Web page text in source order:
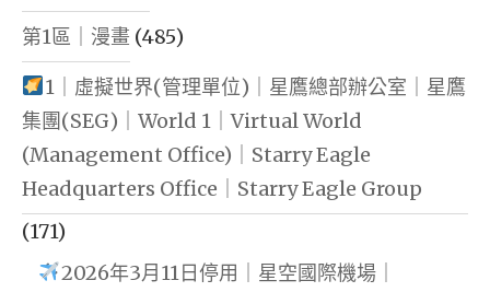
第1區｜漫畫 (485)
1｜虛擬世界(管理單位)｜星鷹總部辦公室｜星鷹
集團(SEG)｜World 1｜Virtual World
(Management Office)｜Starry Eagle
Headquarters Office｜Starry Eagle Group
(171)
2026年3月11日停用｜星空國際機場｜